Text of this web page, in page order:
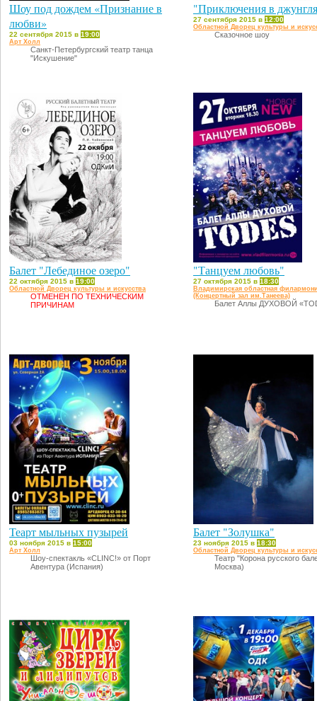
Шоу под дождем «Признание в
любви»
22 сентября 2015 в 19:00
Арт Холл
Санкт-Петербургский театр танца
"Искушение"
"Приключения в
27 сентября 2015 в 12:00
Областной Дворец культуры и
Сказочное шоу
Балет "Лебединое озеро"
22 октября 2015 в 19:00
Областной Дворец культуры и искусства
ОТМЕНЕН ПО ТЕХНИЧЕСКИМ
ПРИЧИНАМ
"Танцуем любовь"
27 октября 2015 в 18:30
Владимирская областная
(Концертный зал им.Танеева)
Балет Аллы ДУХОВОЙ
Теарт мыльных пузырей
03 ноября 2015 в 15:00
Арт Холл
Шоу-спектакль «CLINC!» от Порт
Авентура (Испания)
Балет "Золушка"
23 ноября 2015 в 18:30
Областной Дворец культуры и
Театр "Корона русского
Москва)